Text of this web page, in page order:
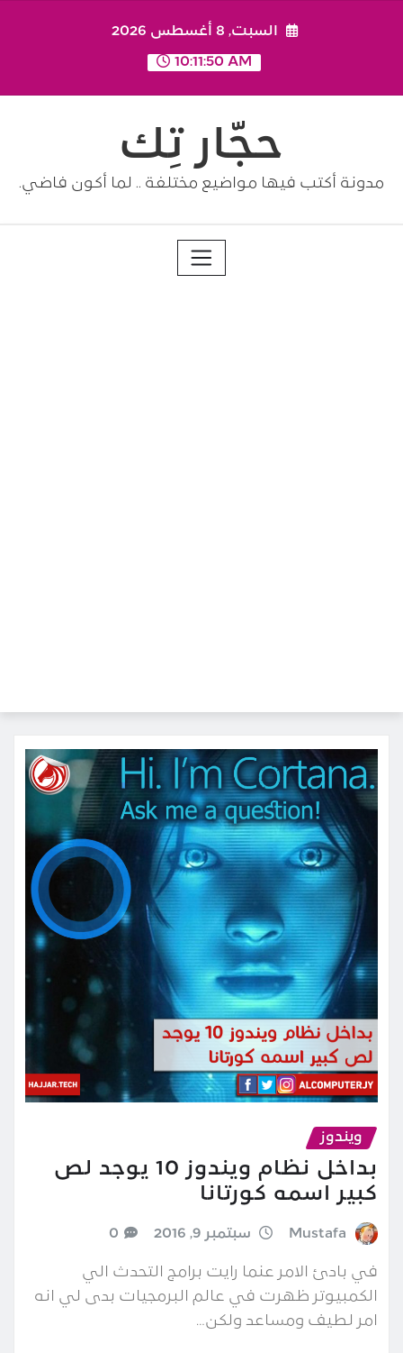
السبت, 8 أغسطس 2026
10:11:50 AM
حجّار تِك
مدونة أكتب فيها مواضيع مختلفة .. لما أكون فاضي.
ويندوز
بداخل نظام ويندوز 10 يوجد لص
كبير اسمه كورتانا
Mustafa سبتمبر 9, 2016 0
في بادئ الامر عنما رايت برامج التحدث الي
الكمبيوتر ظهرت في عالم البرمجيات بدى لي انه
امر لطيف ومساعد ولكن…